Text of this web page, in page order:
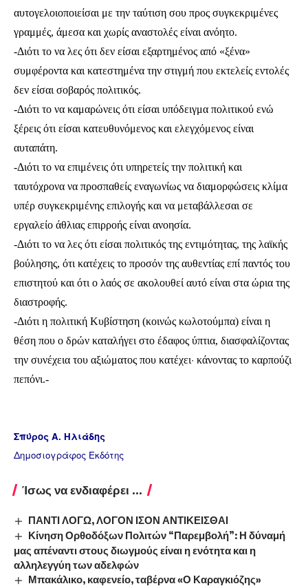
αυτογελοιοποιείσαι με την ταύτιση σου προς συγκεκριμένες
γραμμές, άμεσα και χωρίς αναστολές είναι ανόητο.
-Διότι το να λες ότι δεν είσαι εξαρτημένος από «ξένα»
συμφέροντα και κατεστημένα την στιγμή που εκτελείς εντολές
δεν είσαι σοβαρός πολιτικός.
-Διότι το να καμαρώνεις ότι είσαι υπόδειγμα πολιτικού ενώ
ξέρεις ότι είσαι κατευθυνόμενος και ελεγχόμενος είναι
αυταπάτη.
-Διότι το να επιμένεις ότι υπηρετείς την πολιτική και
ταυτόχρονα να προσπαθείς εναγωνίως να διαμορφώσεις κλίμα
υπέρ συγκεκριμένης επιλογής και να μεταβάλλεσαι σε
εργαλείο άθλιας επιρροής είναι ανοησία.
-Διότι το να λες ότι είσαι πολιτικός της εντιμότητας, της λαϊκής
βούλησης, ότι κατέχεις το προσόν της αυθεντίας επί παντός του
επιστητού και ότι ο λαός σε ακολουθεί αυτό είναι στα ώρια της
διαστροφής.
-Διότι η πολιτική Κυβίστηση (κοινώς κωλοτούμπα) είναι η
θέση που ο δρών καταλήγει στο έδαφος ύπτια, διασφαλίζοντας
την συνέχεια του αξιώματος που κατέχει· κάνοντας το καρπούζι
πεπόνι.-
Σπύρος Α. Ηλιάδης
Δημοσιογράφος Εκδότης
Ίσως να ενδιαφέρει ...
ΠΑΝΤΙ ΛΟΓΩ, ΛΟΓΟΝ ΙΣΟΝ ΑΝΤΙΚΕΙΣΘΑΙ
Κίνηση Ορθοδόξων Πολιτών “Παρεμβολή”: Η δύναμή
μας απέναντι στους διωγμούς είναι η ενότητα και η
αλληλεγγύη των αδελφών
Μπακάλικο, καφενείο, ταβέρνα «Ο Καραγκιόζης»